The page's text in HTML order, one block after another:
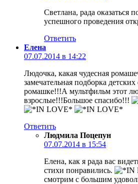
Светлана, рада оказаться
успешного проведения
Ответить
Елена
07.07.2014 в 14:22
Людочка, какая чудесная
замечательная подборка
ромашке!!!А мультфильм этот
взрослые!!!Большое спасибо!!!
Ответить
Людмила Поцепун
07.07.2014 в 15:54
Елена, как я рада вас
стихи понравились.
смотрим с большим